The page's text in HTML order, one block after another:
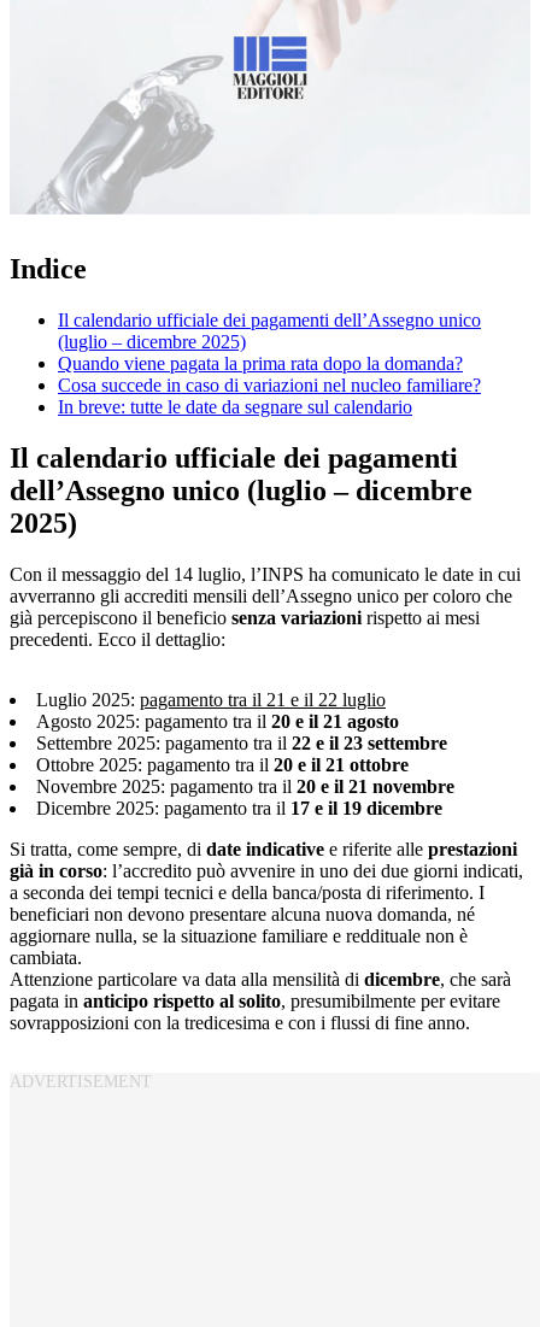
Mute
Indice
Il calendario ufficiale dei pagamenti dell’Assegno unico
(luglio – dicembre 2025)
Quando viene pagata la prima rata dopo la domanda?
Cosa succede in caso di variazioni nel nucleo familiare?
In breve: tutte le date da segnare sul calendario
Il calendario ufficiale dei pagamenti
dell’Assegno unico (luglio – dicembre
2025)
Con il messaggio del 14 luglio, l’INPS ha comunicato le date in cui
avverranno gli accrediti mensili dell’Assegno unico per coloro che
già percepiscono il beneficio senza variazioni rispetto ai mesi
precedenti. Ecco il dettaglio:
Luglio 2025: pagamento tra il 21 e il 22 luglio
Agosto 2025: pagamento tra il 20 e il 21 agosto
Settembre 2025: pagamento tra il 22 e il 23 settembre
Ottobre 2025: pagamento tra il 20 e il 21 ottobre
Novembre 2025: pagamento tra il 20 e il 21 novembre
Dicembre 2025: pagamento tra il 17 e il 19 dicembre
Si tratta, come sempre, di date indicative e riferite alle prestazioni
già in corso: l’accredito può avvenire in uno dei due giorni indicati,
a seconda dei tempi tecnici e della banca/posta di riferimento. I
beneficiari non devono presentare alcuna nuova domanda, né
aggiornare nulla, se la situazione familiare e reddituale non è
cambiata.
Attenzione particolare va data alla mensilità di dicembre, che sarà
pagata in anticipo rispetto al solito, presumibilmente per evitare
sovrapposizioni con la tredicesima e con i flussi di fine anno.